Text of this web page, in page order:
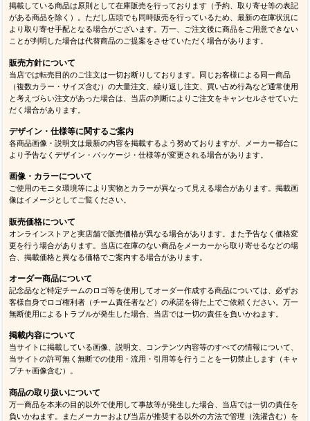
掲載している商品は原則として在庫販売を行っております（予約、取り寄せ等の表記
がある商品を除く）。ただし店頭でも同時販売を行っているため、最新の在庫状況に
より取り寄せ手配となる場合がございます。万一、ご注文後に商品をご用意できない
ことが判明した場合は代替商品のご提案をさせていただく場合があります。
販売方針について
当店では転売目的のご注文は一切お断りしております。同じお客様による同一商品
（複数カラー・サイズ含む）の大量注文、繰り返し注文、買い占め行為など通常使用
と考えづらい注文があった場合は、当店の判断によりご注文をキャンセルさせていた
だく場合があります。
デザイン・仕様等に関するご案内
各商品画像・説明文は最新の内容を掲載するよう努めておりますが、メーカー都合に
より予告なくデザイン・パッケージ・仕様等が変更される場合があります。
画像・カラーについて
ご使用のモニタ環境等により実物とカラーが異なって見える場合があります。掲載画
像はイメージとしてご覧ください。
販売価格について
オンラインストアと実店舗で販売価格が異なる場合があります。また予告なく価格変
更を行う場合があります。当店に在庫のない商品をメーカーから取り寄せるなどの場
合、掲載価格と異なる価格でご案内する場合があります。
オーダー商品について
記念品など特定チームのロゴ等を使用してオーダー作成する商品については、必ずお
客様自身でロゴ権利者（チーム責任者など）の承諾を得た上でご依頼ください。万一
無断使用によるトラブルが発生した場合、当店では一切の責任を負いかねます。
掲載内容について
当サイトに掲載している画像、説明文、コンテンツ内容等のすべての情報について、
当サイトの許可無く無断での使用・流用・引用等を行うことを一切禁止します（キャ
プチャ画像含む）。
商品の取り扱いについて
万一商品を本来の目的以外で使用して事故等が発生した場合、当店では一切の責任を
負いかねます。またメーカーおよび当店が推奨する以外の方法で管理（洗濯含む）を